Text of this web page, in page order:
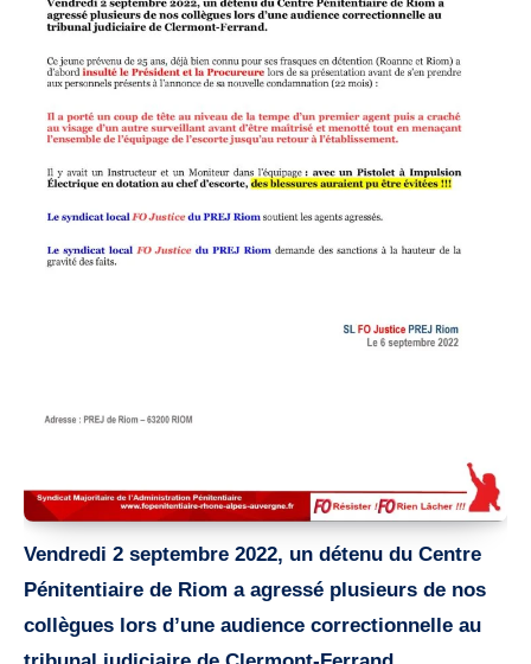
Vendredi 2 septembre 2022, un détenu du Centre
Pénitentiaire de Riom a agressé plusieurs de nos
collègues lors d’une audience correctionnelle au